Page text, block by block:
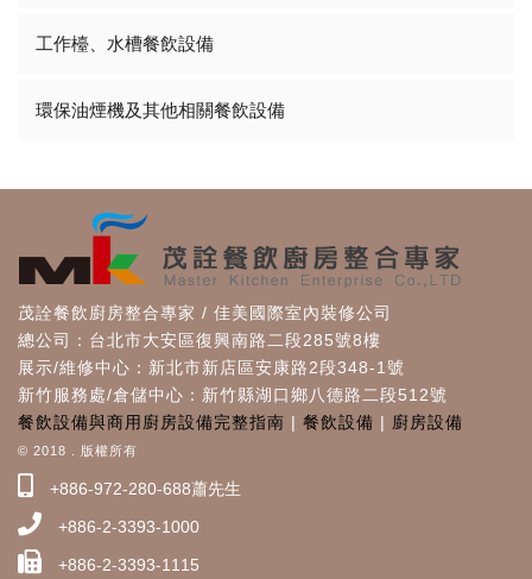
工作檯、水槽餐飲設備
環保油煙機及其他相關餐飲設備
茂詮餐飲廚房整合專家 / 佳美國際室內裝修公司
總公司：台北市大安區復興南路二段285號8樓
展示/維修中心：新北市新店區安康路2段348-1號
新竹服務處/倉儲中心：新竹縣湖口鄉八德路二段512號
餐飲設備與商用廚房設備完整指南 | 餐飲設備 | 廚房設備
© 2018 . 版權所有
+886-972-280-688蕭先生
+886-2-3393-1000
+886-2-3393-1115